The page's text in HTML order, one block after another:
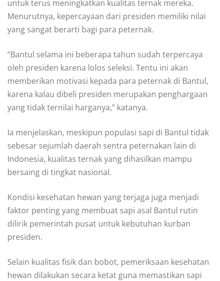
untuk terus meningkatkan kualitas ternak mereka.
Menurutnya, kepercayaan dari presiden memiliki nilai
yang sangat berarti bagi para peternak.
“Bantul selama ini beberapa tahun sudah terpercaya
oleh presiden karena lolos seleksi. Tentu ini akan
memberikan motivasi kepada para peternak di Bantul,
karena kalau dibeli presiden merupakan penghargaan
yang tidak ternilai harganya,” katanya.
Ia menjelaskan, meskipun populasi sapi di Bantul tidak
sebesar sejumlah daerah sentra peternakan lain di
Indonesia, kualitas ternak yang dihasilkan mampu
bersaing di tingkat nasional.
Kondisi kesehatan hewan yang terjaga juga menjadi
faktor penting yang membuat sapi asal Bantul rutin
dilirik pemerintah pusat untuk kebutuhan kurban
presiden.
Selain kualitas fisik dan bobot, pemeriksaan kesehatan
hewan dilakukan secara ketat guna memastikan sapi